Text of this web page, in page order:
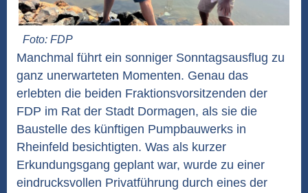
Foto: FDP
Manchmal führt ein sonniger Sonntagsausflug zu
ganz unerwarteten Momenten. Genau das
erlebten die beiden Fraktionsvorsitzenden der
FDP im Rat der Stadt Dormagen, als sie die
Baustelle des künftigen Pumpbauwerks in
Rheinfeld besichtigten. Was als kurzer
Erkundungsgang geplant war, wurde zu einer
eindrucksvollen Privatführung durch eines der